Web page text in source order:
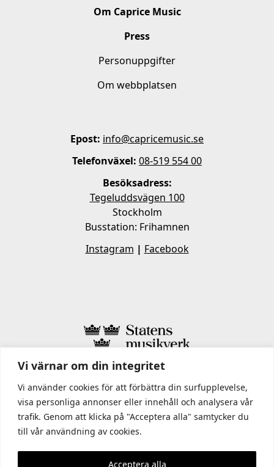
Vi värnar om din integritet
Vi använder cookies för att förbättra din surfupplevelse,
visa personliga annonser eller innehåll och analysera vår
trafik. Genom att klicka på "Acceptera alla" samtycker du
till vår användning av cookies.
Acceptera alla
Om Caprice Music
Press
Personuppgifter
Om webbplatsen
Epost: info@capricemusic.se
Telefonväxel: 08-519 554 00
Besöksadress:
Tegeluddsvägen 100
Stockholm
Busstation: Frihamnen
Instagram | Facebook
I STATENS MUSIKVERK INGÅR